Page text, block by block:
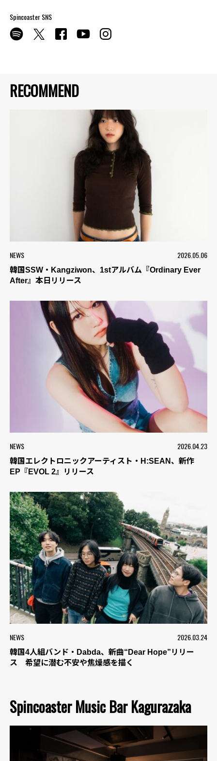
RECOMMEND
NEWS 2026.05.06
韓国SSW・Kangziwon、1stアルバム『Ordinary Ever
After』本日リリース
NEWS 2026.04.23
韓国エレクトロニックアーティスト・H:SEAN、新作
EP『EVOL 2』リリース
NEWS 2026.03.24
韓国4人組バンド・Dabda、新曲“Dear Hope”リリー
ス 希望に潜む不安や焦燥感を描く
Spincoaster Music Bar Kagurazaka
Spincoaster SNS